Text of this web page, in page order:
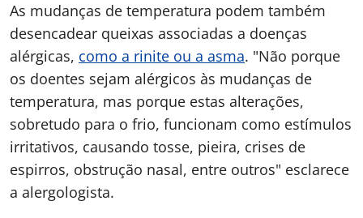
As mudanças de temperatura podem também
desencadear queixas associadas a doenças
alérgicas, como a rinite ou a asma. "Não porque
os doentes sejam alérgicos às mudanças de
temperatura, mas porque estas alterações,
sobretudo para o frio, funcionam como estímulos
irritativos, causando tosse, pieira, crises de
espirros, obstrução nasal, entre outros" esclarece
a alergologista.